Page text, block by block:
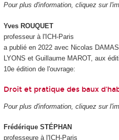
Pour plus d'information, cliquez sur
Yves ROUQUET
professeur à l'ICH-Paris
a publié en 2022 avec Nicolas
LYONS et Guillaume MAROT, aux
10e édition de l'ouvrage:
Droit et pratique des baux
Pour plus d'information, cliquez sur
Frédérique STÉPHAN
professeure à l'ICH-Paris